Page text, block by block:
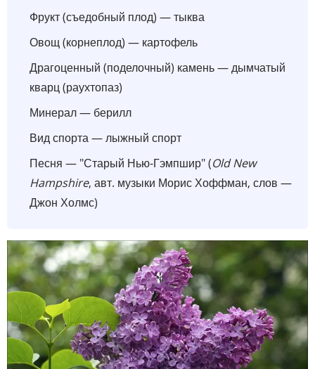
Фрукт (съедобный плод) — тыква
Овощ (корнеплод) — картофель
Драгоценный (поделочный) камень — дымчатый
кварц (раухтопаз)
Минерал — берилл
Вид спорта — лыжный спорт
Песня — "Старый Нью-Гэмпшир" (Old New
Hampshire, авт. музыки Морис Хоффман, слов —
Джон Холмс)